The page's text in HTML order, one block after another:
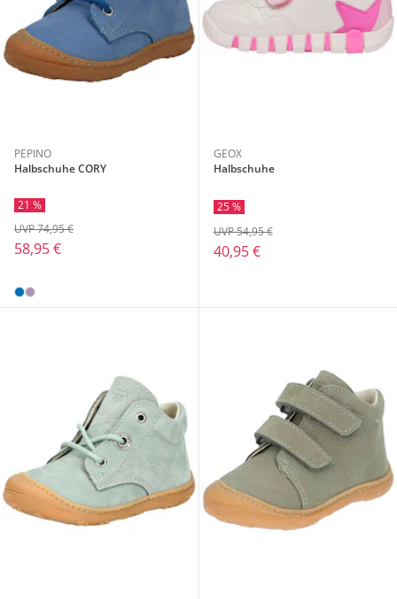
PEPINO
Halbschuhe CORY
21 %
58,95 €
UVP 74,95 €
GEOX
Halbschuhe
25 %
40,95 €
UVP 54,95 €